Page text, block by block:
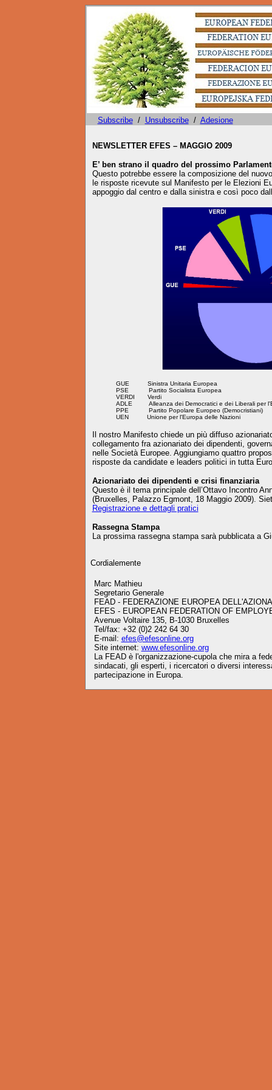
Subscribe/ Unsubscribe/ Adesione
NEWSLETTER EFES – MAGGIO 2009
E’ ben strano il quadro del prossimo
Questo potrebbe essere la composizione del
le risposte ricevute sul Manifesto per le Elezioni
appoggio dal centro e dalla sinistra e così poco
GUE Sinistra Unitaria Europea
PSE Partito Socialista Europea
VERDI Verdi
ADLE Alleanza dei Democratici e dei Liberali per
PPE Partito Popolare Europeo (Democristiani)
UEN Unione per l'Europa delle Nazioni
Il nostro Manifesto chiede un più diffuso
collegamento fra azionariato dei dipendenti,
nelle Società Europee. Aggiungiamo quattro
risposte da candidate e leaders politici in tutta
Azionariato dei dipendenti e crisi finanziaria
Questo è il tema principale dell’Ottavo Incontro
(Bruxelles, Palazzo Egmont, 18 Maggio 2009).
Registrazione e dettagli pratici
Rassegna Stampa
La prossima rassegna stampa sarà pubblicata a
Cordialemente
Marc Mathieu
Segretario Generale
FEAD - FEDERAZIONE EUROPEA
EFES - EUROPEAN FEDERATION OF
Avenue Voltaire 135, B-1030 Bruxelles
Tel/fax: +32 (0)2 242 64 30
E-mail: efes@efesonline.org
Site internet: www.efesonline.org
La FEAD è l'organizzazione-cupola che mira a
sindacati, gli esperti, i ricercatori o diversi
partecipazione in Europa.